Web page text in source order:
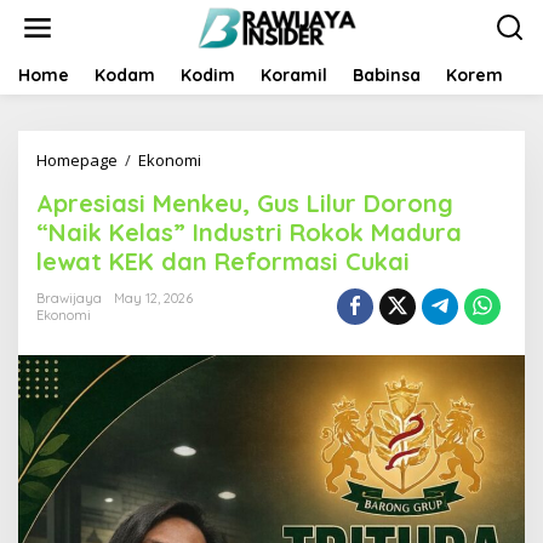
t
Home Kodam Kodim Koramil Babinsa Korem
Homepage / Ekonomi
r
e
s
i
M
u
Apresiasi Menkeu, Gus Lilur Dorong
“Naik Kelas” Industri Rokok Madura
lewat KEK dan Reformasi Cukai
Brawijaya
May 12, 2026
Ekonomi